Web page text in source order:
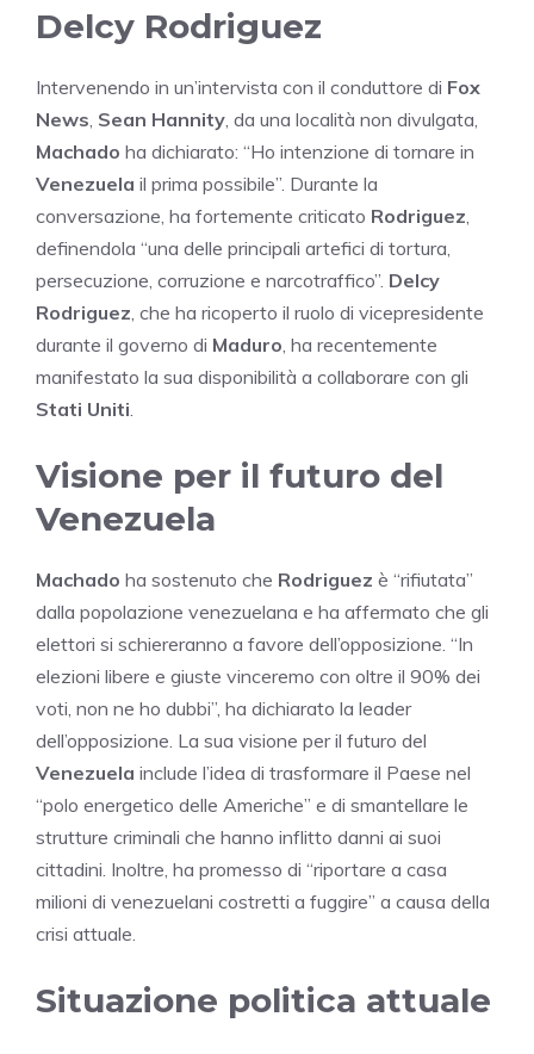
Delcy Rodriguez
Intervenendo in un’intervista con il conduttore di Fox
News, Sean Hannity, da una località non divulgata,
Machado ha dichiarato: “Ho intenzione di tornare in
Venezuela il prima possibile”. Durante la
conversazione, ha fortemente criticato Rodriguez,
definendola “una delle principali artefici di tortura,
persecuzione, corruzione e narcotraffico”. Delcy
Rodriguez, che ha ricoperto il ruolo di vicepresidente
durante il governo di Maduro, ha recentemente
manifestato la sua disponibilità a collaborare con gli
Stati Uniti.
Visione per il futuro del
Venezuela
Machado ha sostenuto che Rodriguez è “rifiutata”
dalla popolazione venezuelana e ha affermato che gli
elettori si schiereranno a favore dell’opposizione. “In
elezioni libere e giuste vinceremo con oltre il 90% dei
voti, non ne ho dubbi”, ha dichiarato la leader
dell’opposizione. La sua visione per il futuro del
Venezuela include l’idea di trasformare il Paese nel
“polo energetico delle Americhe” e di smantellare le
strutture criminali che hanno inflitto danni ai suoi
cittadini. Inoltre, ha promesso di “riportare a casa
milioni di venezuelani costretti a fuggire” a causa della
crisi attuale.
Situazione politica attuale